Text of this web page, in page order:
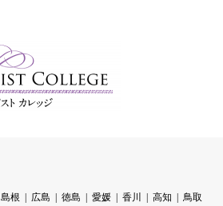
島根 広島 徳島 愛媛 香川 高知
鳥取